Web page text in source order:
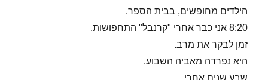
הילדים מחופשים, בבית הספר.
8:20 אני כבר אחרי "קרנבל" התחפושות.
זמן לבקר את מרב.
היא נפרדה מאביה השבוע.
שבע שנים אחרי.